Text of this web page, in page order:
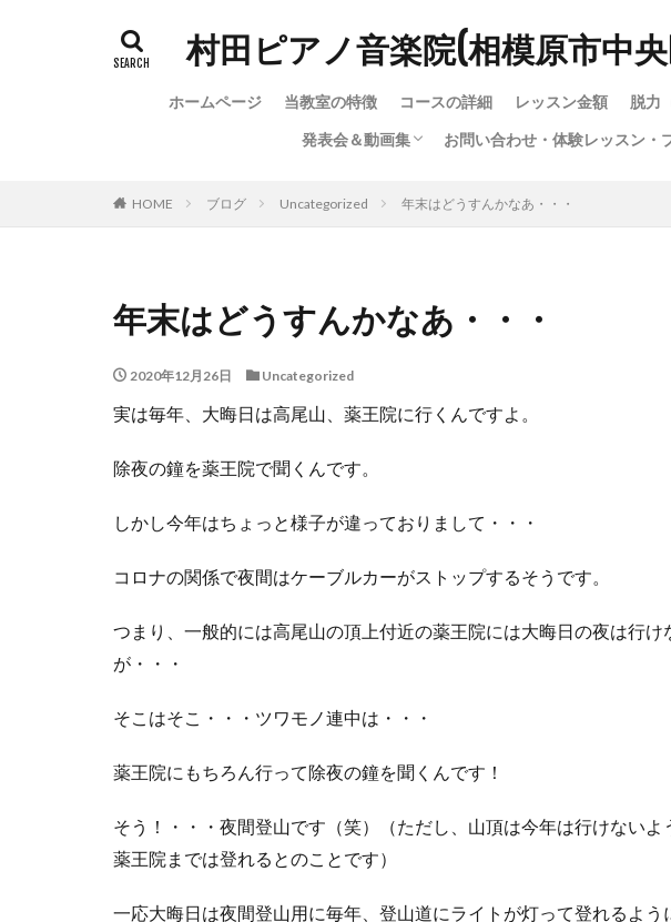
村田ピアノ音楽院(相模原市中
ホームページ 当教室の特徴 コースの詳細 レッスン金額 脱力
脱
動
も
ハ
ロ
発表会＆動画集 お問い合わせ・体験レッスン・
HOME ブログ Uncategorized 年末はどうすんかなあ・・・
年末はどうすんかなあ・・・
2020年12月26日 Uncategorized
実は毎年、大晦日は高尾山、薬王院に行くんですよ。
除夜の鐘を薬王院で聞くんです。
しかし今年はちょっと様子が違っておりまして・・・
コロナの関係で夜間はケーブルカーがストップするそうです。
つまり、一般的には高尾山の頂上付近の薬王院には大晦日の夜は行
が・・・
そこはそこ・・・ツワモノ連中は・・・
薬王院にもちろん行って除夜の鐘を聞くんです！
そう！・・・夜間登山です（笑）（ただし、山頂は今年は行けないよ
薬王院までは登れるとのことです）
一応大晦日は夜間登山用に毎年、登山道にライトが灯って登れるよう